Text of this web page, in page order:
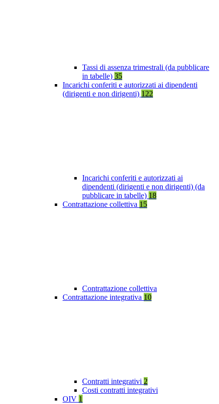
Tassi di assenza trimestrali (da pubblicare
in tabelle) 35
Incarichi conferiti e autorizzati ai dipendenti
(dirigenti e non dirigenti) 122
Incarichi conferiti e autorizzati ai
dipendenti (dirigenti e non dirigenti) (da
pubblicare in tabelle) 18
Contrattazione collettiva 15
Contrattazione collettiva
Contrattazione integrativa 10
Contratti integrativi 2
Costi contratti integrativi
OIV 1